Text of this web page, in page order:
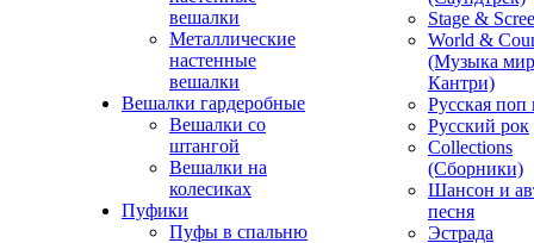
вешалки
Металлические
настенные
вешалки
Вешалки гардеробные
Вешалки со
штангой
Вешалки на
колесиках
Пуфики
Пуфы в спальню
Stage &
World &
(Музыка
Кантри)
Русская поп
Русский рок
Сollections
(Сборники)
Шансон и
песня
Эстрада